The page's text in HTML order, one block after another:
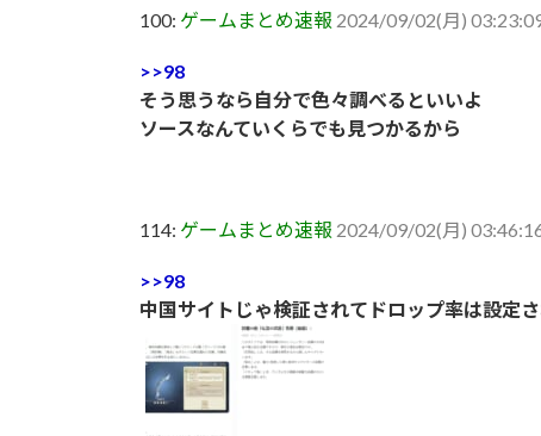
100: ゲームまとめ速報 2024/09/02(月)
>>98
そう思うなら自分で色々調べるといいよ
ソースなんていくらでも見つかるから
114: ゲームまとめ速報 2024/09/02(月)
>>98
中国サイトじゃ検証されてドロップ率は設定